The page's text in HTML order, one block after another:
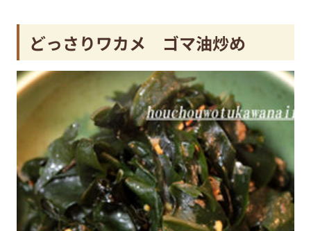
どっさりワカメ ゴマ油炒め